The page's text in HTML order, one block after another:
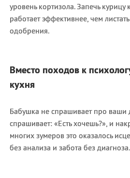
уровень кортизола. Запечь
работает эффективнее, чем
одобрения.
Вместо походов к
кухня
Бабушка не спрашивает про ваши
спрашивает: «Есть хочешь?», и
многих зумеров это оказалось
без анализа и забота без диагноза.